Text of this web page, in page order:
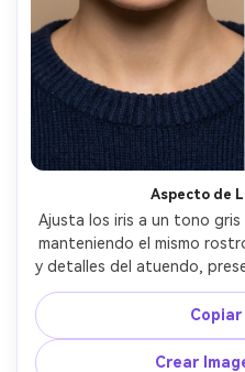
Aspecto de
Ajusta los iris a un tono
manteniendo el mismo
y detalles del atuendo,
y detalles del fondo,
de pestañas y
Crear
Crea